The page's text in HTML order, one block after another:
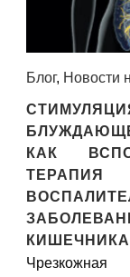
Блог, Новости
КАК
КИШЕЧНИКА